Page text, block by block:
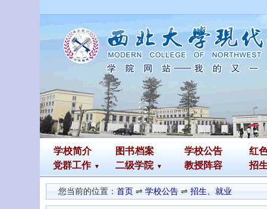
学校简介 图书档案 学校公告 红
党群工作
二级学院 教授阵容 招
您当前的位置： 首页 ⇌ 学校公告 ⇌ 招生、就业